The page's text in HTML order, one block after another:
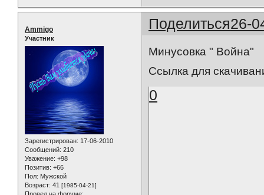
Поделиться26-
Ammigo
Участник
Зарегистрирован: 17-06-2010
Сообщений: 210
Уважение: +98
Позитив: +66
Пол: Мужской
Возраст: 41 [1985-04-21]
Минусовка " Война"
Ссылка для
0